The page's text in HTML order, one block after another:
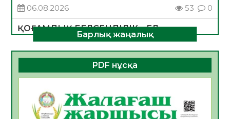
06.08.2026
53 0
ҚОҒАМДЫҚ БЕЛСЕНДІЛІК – ЕЛ
ДАМУЫНЫҢ НЕГІЗІ
06.08.2026
51 0
ҚҰРЫЛТАЙ САЙЛАУЫ – БОЛАШАҚҚА
БАСТАР ЖАУАПТЫ ТАҢДАУ
06.08.2026
Инфекциялық ауруларға қарсы иммундау
Барлық жаңалық
PDF нұсқа